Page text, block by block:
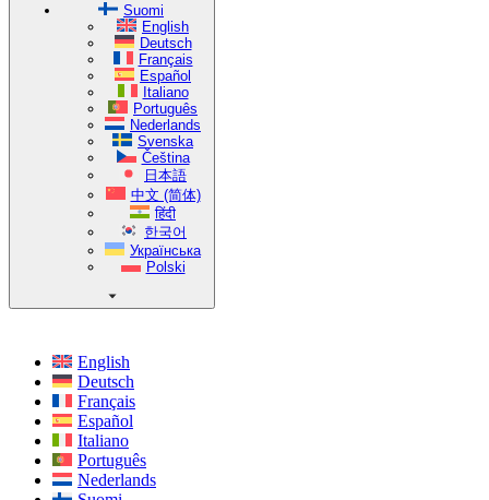
Suomi
English
Deutsch
Français
Español
Italiano
Português
Nederlands
Svenska
Čeština
日本語
中文 (简体)
हिंदी
한국어
Українська
Polski
English
Deutsch
Français
Español
Italiano
Português
Nederlands